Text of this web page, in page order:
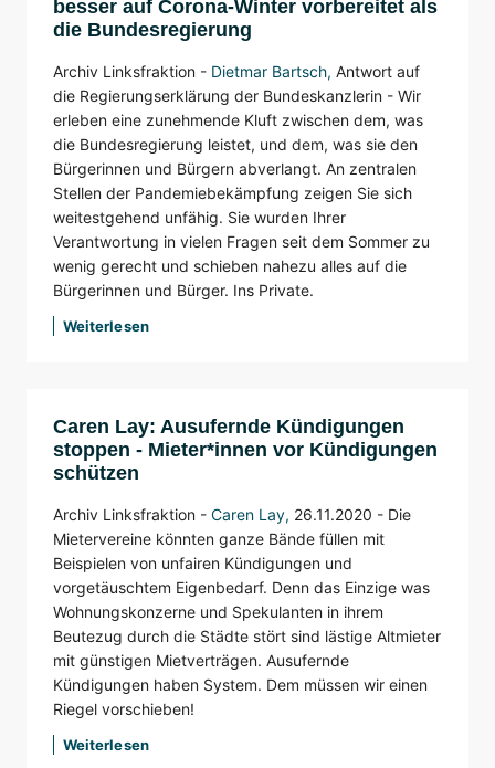
besser auf Corona-Winter vorbereitet als
die Bundesregierung
Archiv Linksfraktion - Dietmar Bartsch, Antwort auf
die Regierungserklärung der Bundeskanzlerin - Wir
erleben eine zunehmende Kluft zwischen dem, was
die Bundesregierung leistet, und dem, was sie den
Bürgerinnen und Bürgern abverlangt. An zentralen
Stellen der Pandemiebekämpfung zeigen Sie sich
weitestgehend unfähig. Sie wurden Ihrer
Verantwortung in vielen Fragen seit dem Sommer zu
wenig gerecht und schieben nahezu alles auf die
Bürgerinnen und Bürger. Ins Private.
Weiterlesen
Caren Lay: Ausufernde Kündigungen
stoppen - Mieter*innen vor Kündigungen
schützen
Archiv Linksfraktion - Caren Lay, 26.11.2020 - Die
Mietervereine könnten ganze Bände füllen mit
Beispielen von unfairen Kündigungen und
vorgetäuschtem Eigenbedarf. Denn das Einzige was
Wohnungskonzerne und Spekulanten in ihrem
Beutezug durch die Städte stört sind lästige Altmieter
mit günstigen Mietverträgen. Ausufernde
Kündigungen haben System. Dem müssen wir einen
Riegel vorschieben!
Weiterlesen